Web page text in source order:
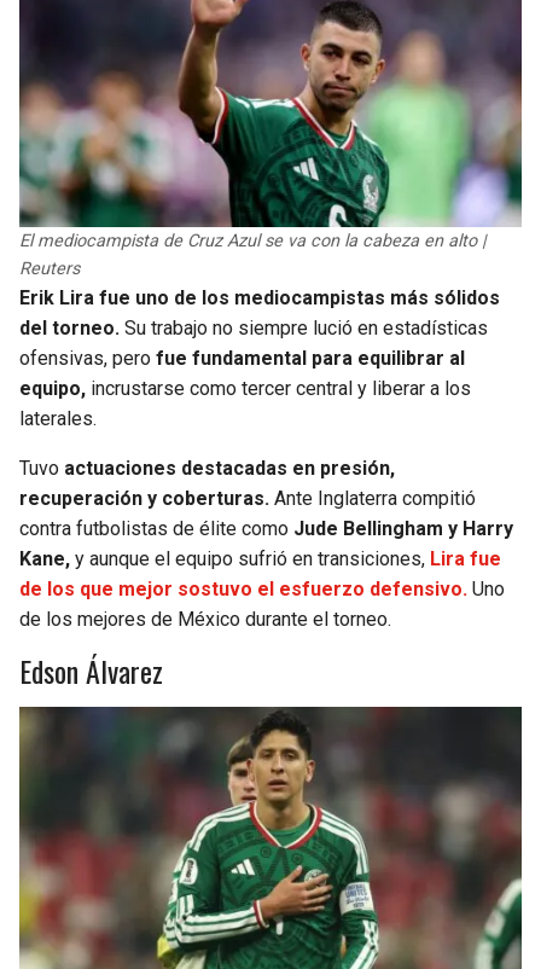
El mediocampista de Cruz Azul se va con la cabeza en alto |
Reuters
Erik Lira fue uno de los mediocampistas más sólidos
del torneo. Su trabajo no siempre lució en estadísticas
ofensivas, pero fue fundamental para equilibrar al
equipo, incrustarse como tercer central y liberar a los
laterales.
Tuvo actuaciones destacadas en presión,
recuperación y coberturas. Ante Inglaterra compitió
contra futbolistas de élite como Jude Bellingham y Harry
Kane, y aunque el equipo sufrió en transiciones, Lira fue
de los que mejor sostuvo el esfuerzo defensivo. Uno
de los mejores de México durante el torneo.
Edson Álvarez